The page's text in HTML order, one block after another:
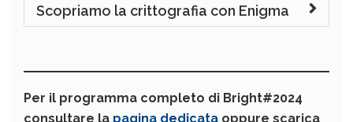
Scopriamo la crittografia con Enigma
Per il programma completo di Bright#2024
consultare la pagina dedicata oppure scarica